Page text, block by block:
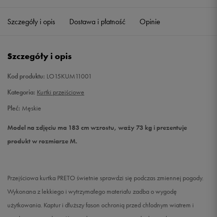
L Powiadom o dostępności
XXL
Szczegóły i opis Dostawa i płatność Opinie
Szczegóły i opis
Kod produktu: LO15KUM11001
Kategoria: Kurtki przejściowe
Płeć: Męskie
Model na zdjęciu ma 183 cm wzrostu, waży 73 kg i prezentuje
produkt w rozmiarze M.
Przejściowa kurtka PRETO świetnie sprawdzi się podczas zmiennej pogody.
Wykonana z lekkiego i wytrzymałego materiału zadba o wygodę
użytkowania. Kaptur i dłuższy fason ochronią przed chłodnym wiatrem i